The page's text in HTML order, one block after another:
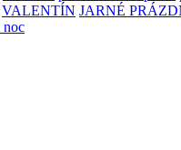
VALENTÍN JARNÉ
noc